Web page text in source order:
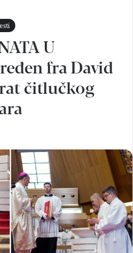
U
fra David
čitlučkog